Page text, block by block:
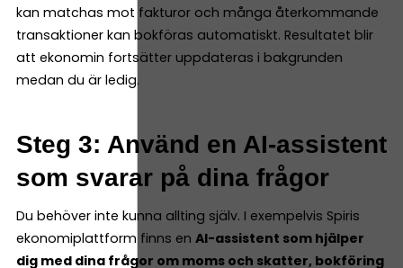
kan matchas mot fakturor och många återkommande
transaktioner kan bokföras automatiskt. Resultatet blir
att ekonomin fortsätter uppdateras i bakgrunden
medan du är ledig.
Steg 3: Använd en AI-assistent
som svarar på dina frågor
Du behöver inte kunna allting själv. I exempelvis Spiris
ekonomiplattform finns en AI-assistent som hjälper
dig med dina frågor om moms och skatter, bokföring